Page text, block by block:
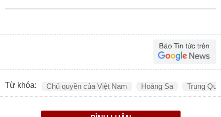
Từ khóa: Chủ quyền của Việt Nam Hoàng Sa Trung